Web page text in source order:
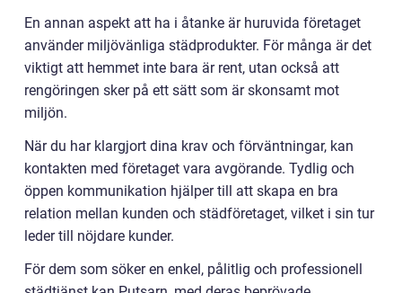
En annan aspekt att ha i åtanke är huruvida företaget
använder miljövänliga städprodukter. För många är det
viktigt att hemmet inte bara är rent, utan också att
rengöringen sker på ett sätt som är skonsamt mot
miljön.
När du har klargjort dina krav och förväntningar, kan
kontakten med företaget vara avgörande. Tydlig och
öppen kommunikation hjälper till att skapa en bra
relation mellan kunden och städföretaget, vilket i sin tur
leder till nöjdare kunder.
För dem som söker en enkel, pålitlig och professionell